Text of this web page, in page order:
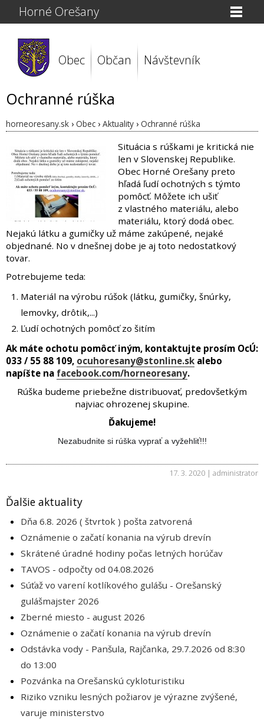
Horné Orešany
Obec Občan Návštevník
Ochranné rúška
horneoresany.sk › Obec › Aktuality › Ochranné rúška
Situácia s rúškami je kritická nie
len v Slovenskej Republike.
Obec Horné Orešany preto
hľadá ľudí ochotných s týmto
pomôcť. Môžete ich ušiť
z vlastného materiálu, alebo
materiálu, ktorý dodá obec.
Nejakú látku a gumičky už máme zakúpené, nejaké
objednané. No v dnešnej dobe je aj toto nedostatkový
tovar.
Potrebujeme teda:
Materiál na výrobu rúšok (látku, gumičky, šnúrky,
lemovky, drôtik,...)
Ľudí ochotných pomôcť zo šitím
Ak máte ochotu pomôcť iným, kontaktujte prosím OcÚ:
033 / 55 88 109, ocuhoresany@stonline.sk alebo
napíšte na facebook.com/horneoresany.
Rúška budeme priebežne distribuovať, predovšetkým
najviac ohrozenej skupine.
Ďakujeme!
Nezabudnite si rúška vyprať a vyžehliť!!!
17. 3. 2020 | administrator
Ďalšie aktuality
Dňa 6.8. 2026 ( štvrtok ) pošta zatvorená
Oznámenie o začatí konania na výrub drevín
Skrátené úradné hodiny počas letných horúčav
TAVOS - odpočty od 04.08.2026
Súťaž vo varení kotlíkového gulášu - Orešanský
gulášmajster 2026
Zberné miesto - august 2026
Oznámenie o začatí konania na výrub drevín
Odstávka vody - Panšula, Rajčanka, 29.7.2026 od 8:30
do 13:00
Pozvánka na Orešanskú cykloturistiku
Riziko vzniku lesných požiarov je výrazne zvýšené,
varuje ministerstvo